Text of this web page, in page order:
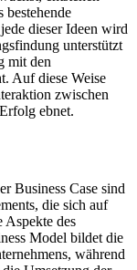
bestehende
dieser Ideen wird
unterstützt
mit den
Auf diese Weise
zwischen
ebnet.
Business Case sind
die sich auf
Aspekte des
Model bildet die
während